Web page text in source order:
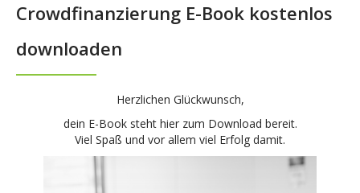
Crowdfinanzierung E-Book kostenlos
downloaden
Herzlichen Glückwunsch,
dein E-Book steht hier zum Download bereit.
Viel Spaß und vor allem viel Erfolg damit.